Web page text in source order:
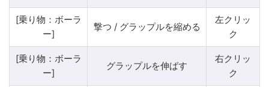
[乗り物：ボーラ
ー]
撃つ / グラップルを縮める
左クリッ
ク
[乗り物：ボーラ
ー]
グラップルを伸ばす
右クリッ
ク